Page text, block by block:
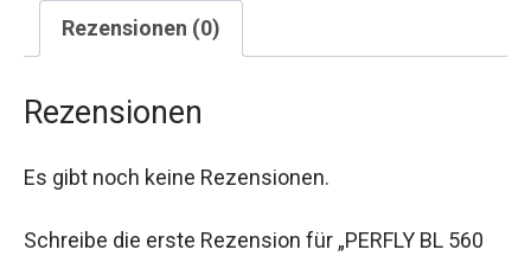
Rezensionen (0)
Rezensionen
Es gibt noch keine Rezensionen.
Schreibe die erste Rezension für „PERFLY BL 560